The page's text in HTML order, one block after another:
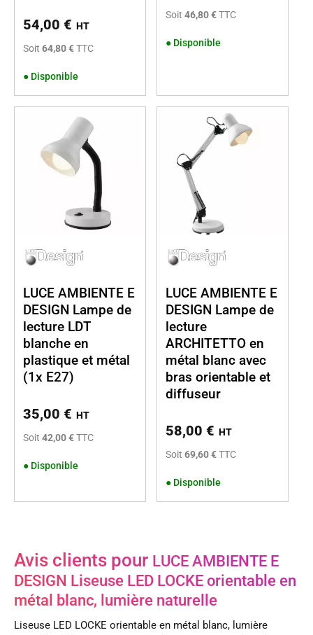
54,00 € HT
Soit 64,80 €TTC
● Disponible
Soit 46,80 €TTC
● Disponible
LUCE AMBIENTE E
DESIGN Lampe de
lecture LDT
blanche en
plastique et métal
(1x E27)
35,00 € HT
Soit 42,00 €TTC
● Disponible
LUCE AMBIENTE E
DESIGN Lampe de
lecture
ARCHITETTO en
métal blanc avec
bras orientable et
diffuseur
58,00 € HT
Soit 69,60 €TTC
● Disponible
Avis clients pour LUCE AMBIENTE E
DESIGN Liseuse LED LOCKE orientable en
métal blanc, lumière naturelle
Liseuse LED LOCKE orientable en métal blanc, lumière